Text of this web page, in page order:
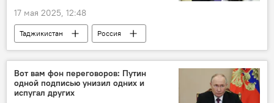
17 мая 2025, 12:48
Таджикистан
Россия
РФ - Исламский мир: KazanForum-2025
цифровые технологии
Вот вам фон переговоров: Путин
одной подписью унизил одних и
испугал других